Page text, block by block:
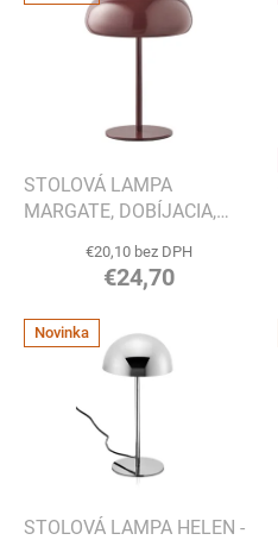
STOLOVÁ LAMPA
MARGATE, DOBÍJACIA,
NORDIC
€20,10 bez DPH
€24,70
Novinka
STOLOVÁ LAMPA HELEN -